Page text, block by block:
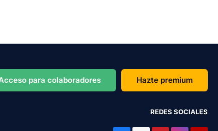
para colaboradores Hazte premium
REDES SOCIALES